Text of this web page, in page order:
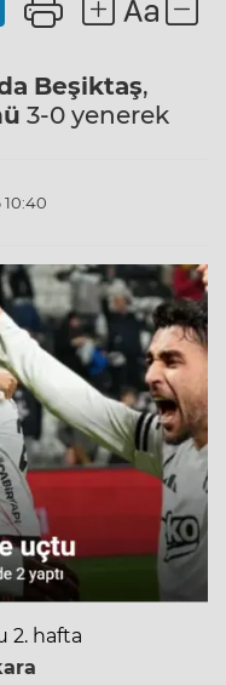
Beşiktaş,
3-0 yenerek
2. hafta